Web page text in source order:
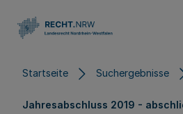
Startseite Suchergebnisse
Jahresabschluss 2019 -